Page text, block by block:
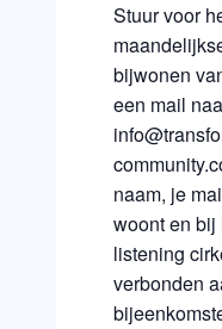
Stuur voor
bijwonen
een mail
naam, je
woont en bij
listening
verbonden